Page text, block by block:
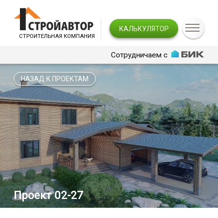
Сотрудничаем с
КАЛЬКУЛЯТОР
СТРОИТЕЛЬНАЯ КОМПАНИЯ
Проект 02-27
НАЗАД К ПРОЕКТАМ